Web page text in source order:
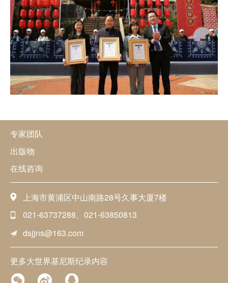
专家团队
出版物
在线咨询
上海市黄浦区中山南路28号久事大厦7楼
021-63737288、021-63850813
dsjjns@163.com
更多大世界基尼斯纪录内容